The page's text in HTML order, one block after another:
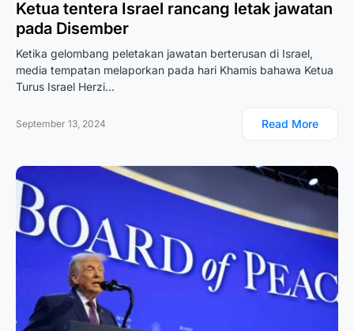
Ketua tentera Israel rancang letak jawatan
pada Disember
Ketika gelombang peletakan jawatan berterusan di Israel,
media tempatan melaporkan pada hari Khamis bahawa Ketua
Turus Israel Herzi…
September 13, 2024 Read More